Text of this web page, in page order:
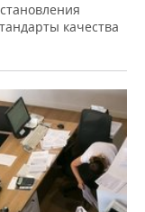
качества